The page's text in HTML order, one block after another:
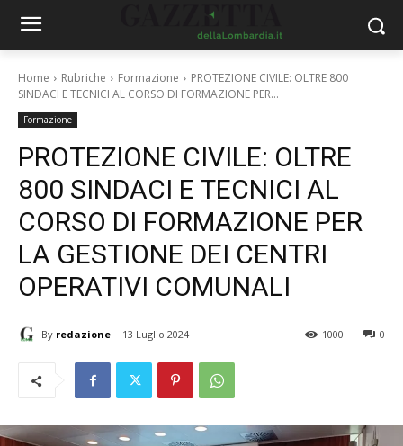
Home Rubriche Formazione
PROTEZIONE CIVILE: OLTRE 800
SINDACI E TECNICI AL CORSO DI FORMAZIONE PER...
Formazione
PROTEZIONE CIVILE: OLTRE
800 SINDACI E TECNICI AL
CORSO DI FORMAZIONE PER
LA GESTIONE DEI CENTRI
OPERATIVI COMUNALI
By redazione 13 Luglio 2024 0
1000